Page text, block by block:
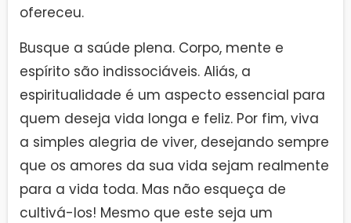
ofereceu.
Busque a saúde plena. Corpo, mente e
espírito são indissociáveis. Aliás, a
espiritualidade é um aspecto essencial para
quem deseja vida longa e feliz. Por fim, viva
a simples alegria de viver, desejando sempre
que os amores da sua vida sejam realmente
para a vida toda. Mas não esqueça de
cultivá-los! Mesmo que este seja um